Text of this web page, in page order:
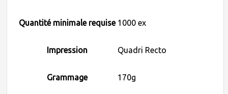
Quantité minimale requise 1000 ex
Impression Quadri Recto
Grammage 170g